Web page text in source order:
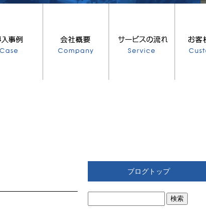
ブログトップ